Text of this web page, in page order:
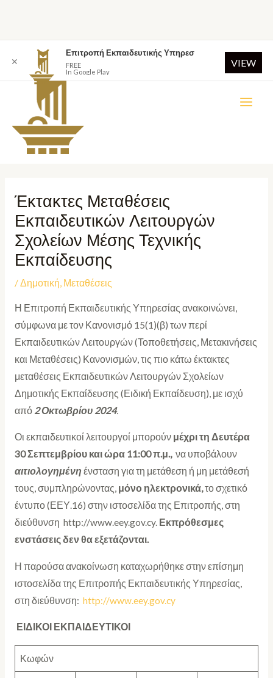
Έκτακτες Μεταθέσεις
Εκπαιδευτικών Λειτουργών
Σχολείων Μέσης Τεχνικής
Εκπαίδευσης
/Δημοτική, Μεταθέσεις
Η Επιτροπή Εκπαιδευτικής Υπηρεσίας ανακοινώνει,
σύμφωνα με τον Κανονισμό 15(1)(β) των περί
Εκπαιδευτικών Λειτουργών (Τοποθετήσεις, Μετακινήσεις
και Μεταθέσεις) Κανονισμών, τις πιο κάτω έκτακτες
μεταθέσεις Εκπαιδευτικών Λειτουργών Σχολείων
Δημοτικής Εκπαίδευσης (Ειδική Εκπαίδευση), με ισχύ
από 2 Οκτωβρίου 2024.
Οι εκπαιδευτικοί λειτουργοί μπορούν μέχρι τη Δευτέρα
30 Σεπτεμβρίου και ώρα 11:00 π.μ., να υποβάλουν
αιτιολογημένη ένσταση για τη μετάθεση ή μη μετάθεσή
τους, συμπληρώνοντας, μόνο ηλεκτρονικά,το σχετικό
έντυπο (ΕΕΥ.16) στην ιστοσελίδα της Επιτροπής, στη
διεύθυνση http://www.eey.gov.cy. Εκπρόθεσμες
ενστάσεις δεν θα εξετάζονται.
Η παρούσα ανακοίνωση καταχωρήθηκε στην επίσημη
ιστοσελίδα της Επιτροπής Εκπαιδευτικής Υπηρεσίας,
στη διεύθυνση: http://www.eey.gov.cy
ΕΙΔΙΚΟΙ ΕΚΠΑΙΔΕΥΤΙΚΟΙ
Κωφών
✕
Επιτροπή Εκπαιδευτικής Υπηρεσ
FREE
In Google Play
VIEW